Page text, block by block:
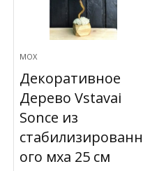
МОХ
Декоративное
Дерево Vstavai
Sonce из
стабилизированн
ого мха 25 см